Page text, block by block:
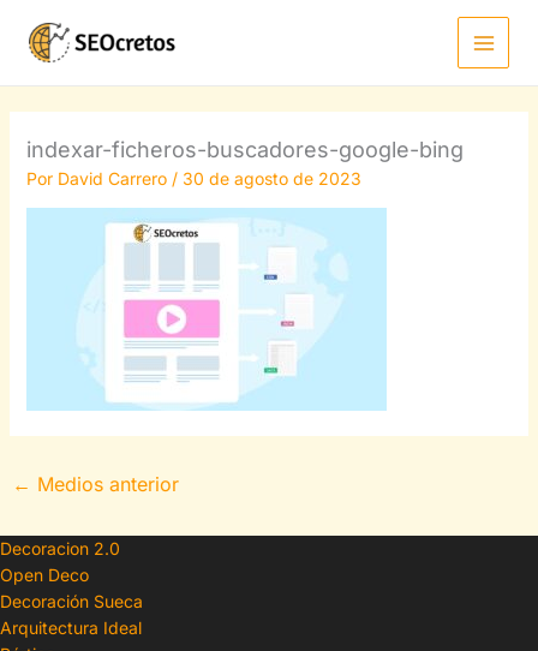
contenido
indexar-ficheros-buscadores-google-bing
Por David Carrero / 30 de agosto de 2023
← Medios anterior
Decoracion 2.0
Open Deco
Decoración Sueca
Arquitectura Ideal